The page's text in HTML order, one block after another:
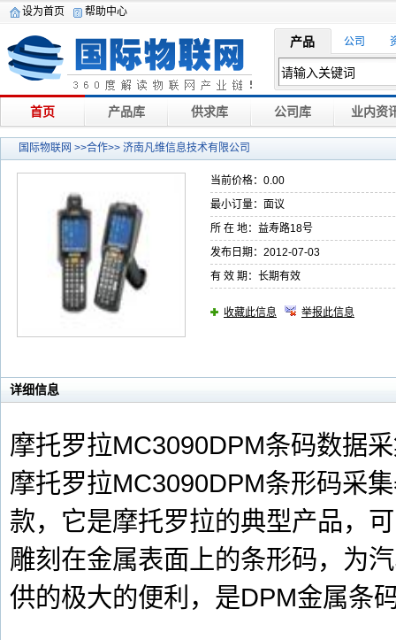
设为首页 帮助中心
产品 公司
首页 产品库 供求库 公司库 业内资
国际物联网 >>合作>> 济南凡维信息技术有限公司
当前价格：0.00
最小订量：面议
所 在 地：益寿路18号
发布日期：2012-07-03
有 效 期：长期有效
收藏此信息 举报此信息
详细信息
摩托罗拉MC3090DPM条码数据
摩托罗拉MC3090DPM条形码采
款，它是摩托罗拉的典型产品，
雕刻在金属表面上的条形码，为
供的极大的便利，是DPM金属条